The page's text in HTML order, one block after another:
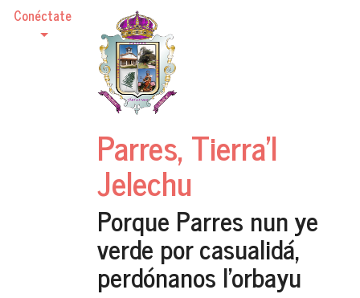
Conéctate
Parres, Tierra'l
Jelechu
Porque Parres nun ye
verde por casualidá,
perdónanos l'orbayu